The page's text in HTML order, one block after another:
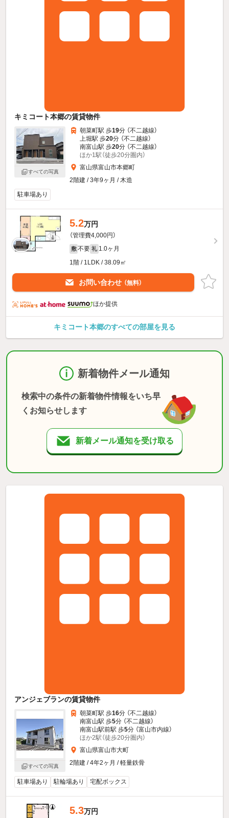
キミコート本郷の賃貸物件
すべての写真
朝菜町駅 歩19分 （不二越線）
上堀駅 歩20分 （不二越線）
南富山駅 歩20分 （不二越線）
ほか1駅（徒歩20分圏内）
富山県富山市本郷町
2階建 / 3年9ヶ月 / 木造
駐車場あり
5.2万円
（管理費4,000円）
敷 不要 礼 1.0ヶ月
1階 / 1LDK / 38.09㎡
お問い合わせ （無料）
ほか提供
キミコート本郷のすべての部屋を見る
新着物件メール通知
検索中の条件の新着物件情報をいち早
くお知らせします
新着メール通知を受け取る
アンジェブランの賃貸物件
すべての写真
朝菜町駅 歩16分 （不二越線）
南富山駅 歩5分 （不二越線）
南富山駅前駅 歩5分 （富山市内線）
ほか2駅（徒歩20分圏内）
富山県富山市大町
2階建 / 4年2ヶ月 / 軽量鉄骨
駐車場あり 駐輪場あり 宅配ボックス
5.3万円